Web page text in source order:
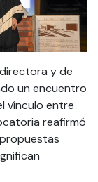
y de
un encuentro
vínculo entre
reafirmó